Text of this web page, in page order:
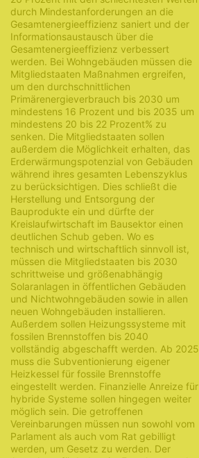
durch Mindestanforderungen an die
Gesamtenergieeffizienz saniert und der
Informationsaustausch über die
Gesamtenergieeffizienz verbessert
werden. Bei Wohngebäuden müssen die
Mitgliedstaaten Maßnahmen ergreifen,
um den durchschnittlichen
Primärenergieverbrauch bis 2030 um
mindestens 16 Prozent und bis 2035 um
mindestens 20 bis 22 Prozent% zu
senken. Die Mitgliedstaaten sollen
außerdem die Möglichkeit erhalten, das
Erderwärmungspotenzial von Gebäuden
während ihres gesamten Lebenszyklus
zu berücksichtigen. Dies schließt die
Herstellung und Entsorgung der
Bauprodukte ein und dürfte der
Kreislaufwirtschaft im Bausektor einen
deutlichen Schub geben. Wo es
technisch und wirtschaftlich sinnvoll ist,
müssen die Mitgliedstaaten bis 2030
schrittweise und größenabhängig
Solaranlagen in öffentlichen Gebäuden
und Nichtwohngebäuden sowie in allen
neuen Wohngebäuden installieren.
Außerdem sollen Heizungssysteme mit
fossilen Brennstoffen bis 2040
vollständig abgeschafft werden. Ab 2025
muss die Subventionierung eigener
Heizkessel für fossile Brennstoffe
eingestellt werden. Finanzielle Anreize für
hybride Systeme sollen hingegen weiter
möglich sein. Die getroffenen
Vereinbarungen müssen nun sowohl vom
Parlament als auch vom Rat gebilligt
werden, um Gesetz zu werden. Der